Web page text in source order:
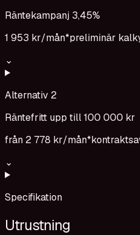
Räntekampanj 3,45%
1 953 kr/mån*preliminär
⌄
Alternativ 2
Räntefritt upp till 100 000 kr
från 2 778 kr/mån*
⌄
Specifikation
Utrustning